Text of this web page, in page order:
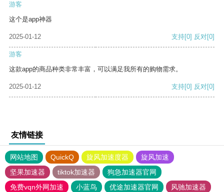
游客
这个是app神器
2025-01-12 支持[0] 反对[0]
游客
这款app的商品种类非常丰富，可以满足我所有的购物需求。
2025-01-12 支持[0] 反对[0]
友情链接
网站地图 QuickQ 旋风加速度器
旋风加速
坚果加速器
tiktok加速器
狗急加速器官网
免费vqn外网加速
小蓝鸟 优途加速器官网
风驰加速器